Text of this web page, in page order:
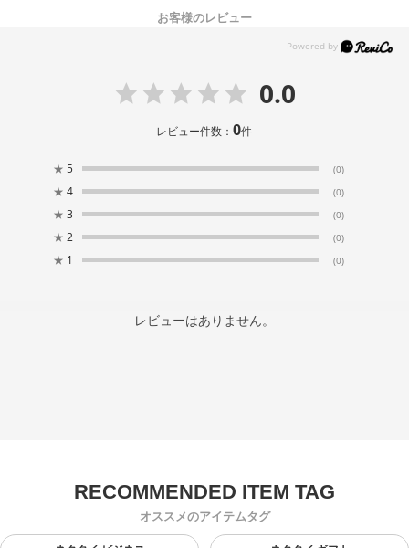
お客様のレビュー
0.0
レビュー件数：0件
★ 5 (0)
★ 4 (0)
★ 3 (0)
★ 2 (0)
★ 1 (0)
レビューはありません。
オススメのアイテムタグ